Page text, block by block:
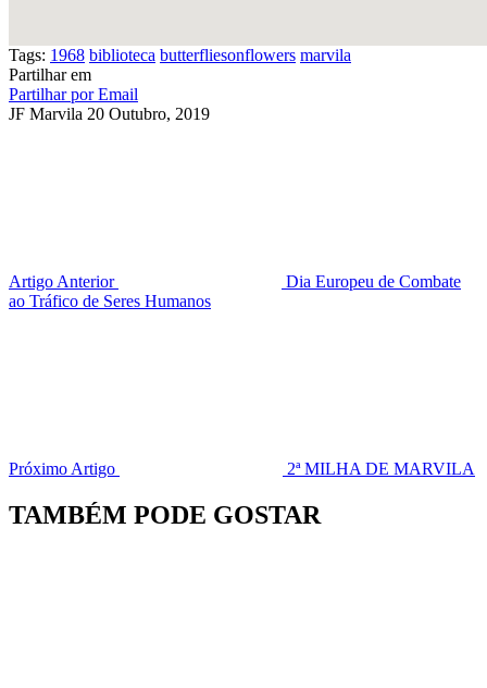
Tags: 1968 biblioteca butterfliesonflowers marvila
Partilhar em
Partilhar por Email
JF Marvila 20 Outubro, 2019
Artigo Anterior
Dia Europeu de Combate
ao Tráfico de Seres Humanos
Próximo Artigo 2ª MILHA DE MARVILA
TAMBÉM PODE GOSTAR